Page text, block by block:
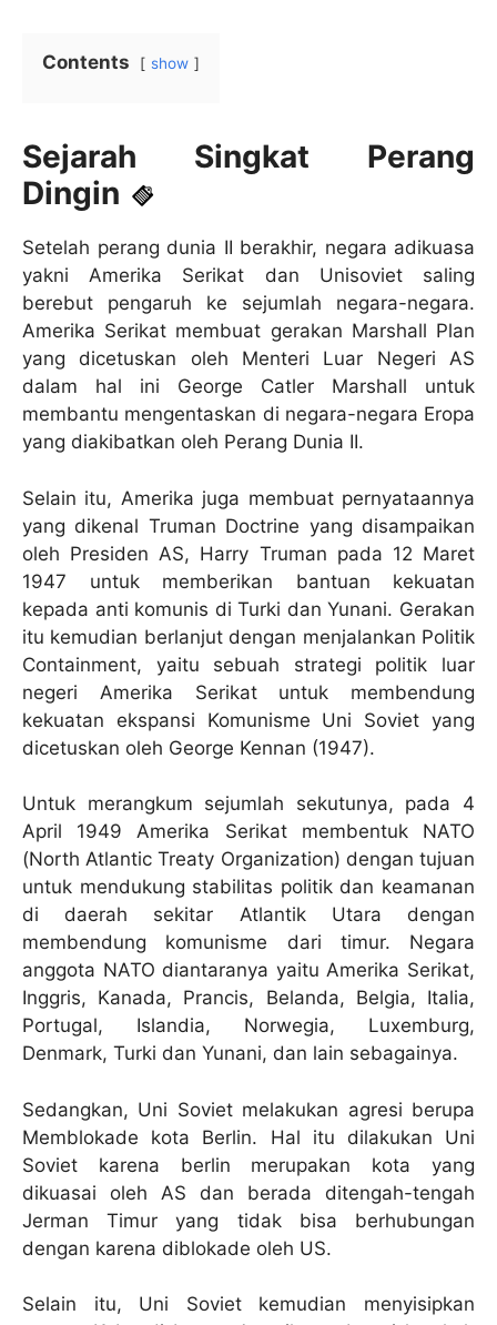
Contents show
Sejarah Singkat Perang
Dingin
Setelah perang dunia II berakhir, negara adikuasa
yakni Amerika Serikat dan Unisoviet saling
berebut pengaruh ke sejumlah negara-negara.
Amerika Serikat membuat gerakan Marshall Plan
yang dicetuskan oleh Menteri Luar Negeri AS
dalam hal ini George Catler Marshall untuk
membantu mengentaskan di negara-negara Eropa
yang diakibatkan oleh Perang Dunia II.
Selain itu, Amerika juga membuat pernyataannya
yang dikenal Truman Doctrine yang disampaikan
oleh Presiden AS, Harry Truman pada 12 Maret
1947 untuk memberikan bantuan kekuatan
kepada anti komunis di Turki dan Yunani. Gerakan
itu kemudian berlanjut dengan menjalankan Politik
Containment, yaitu sebuah strategi politik luar
negeri Amerika Serikat untuk membendung
kekuatan ekspansi Komunisme Uni Soviet yang
dicetuskan oleh George Kennan (1947).
Untuk merangkum sejumlah sekutunya, pada 4
April 1949 Amerika Serikat membentuk NATO
(North Atlantic Treaty Organization) dengan tujuan
untuk mendukung stabilitas politik dan keamanan
di daerah sekitar Atlantik Utara dengan
membendung komunisme dari timur. Negara
anggota NATO diantaranya yaitu Amerika Serikat,
Inggris, Kanada, Prancis, Belanda, Belgia, Italia,
Portugal, Islandia, Norwegia, Luxemburg,
Denmark, Turki dan Yunani, dan lain sebagainya.
Sedangkan, Uni Soviet melakukan agresi berupa
Memblokade kota Berlin. Hal itu dilakukan Uni
Soviet karena berlin merupakan kota yang
dikuasai oleh AS dan berada ditengah-tengah
Jerman Timur yang tidak bisa berhubungan
dengan karena diblokade oleh US.
Selain itu, Uni Soviet kemudian menyisipkan